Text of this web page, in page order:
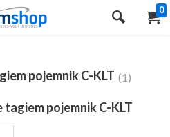
0
pojemnik C-KLT (1)
pojemnik C-KLT